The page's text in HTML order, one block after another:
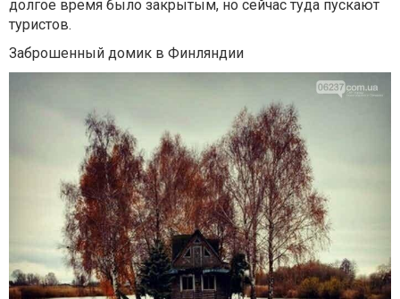
долгое время было закрытым, но сейчас туда пускают
туристов.
Заброшенный домик в Финляндии